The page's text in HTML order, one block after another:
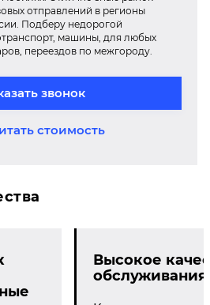
отправлений в регионы
Подберу недорогой
машины, для любых
переездов по межгороду.
звонок
стоимость
Высокое
обслуживания